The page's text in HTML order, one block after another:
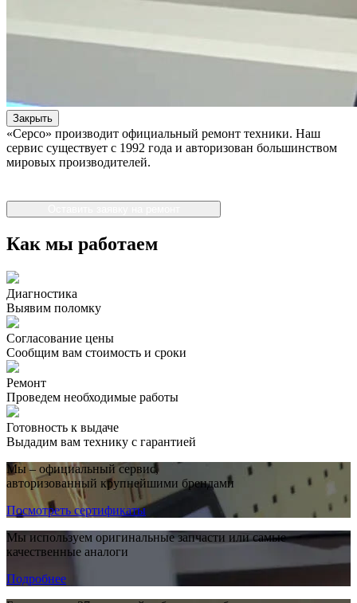
Закрыть
«Серсо» производит официальный ремонт техники. Наш
сервис существует с 1992 года и авторизован большинством
мировых производителей.
Как мы работаем
Диагностика
Выявим поломку
Согласование цены
Сообщим вам стоимость и сроки
Ремонт
Проведем необходимые работы
Готовность к выдаче
Выдадим вам технику с гарантией
Мы – официальный сервис,
авторизованный крупнейшими брендами
Посмотреть сертификаты
Мы используем оригинальные запчасти или самые
качественные аналоги
Подробнее